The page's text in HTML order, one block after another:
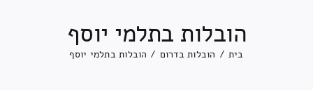
הובלות בתלמי יוסף
בית / הובלות בדרום / הובלות בתלמי יוסף